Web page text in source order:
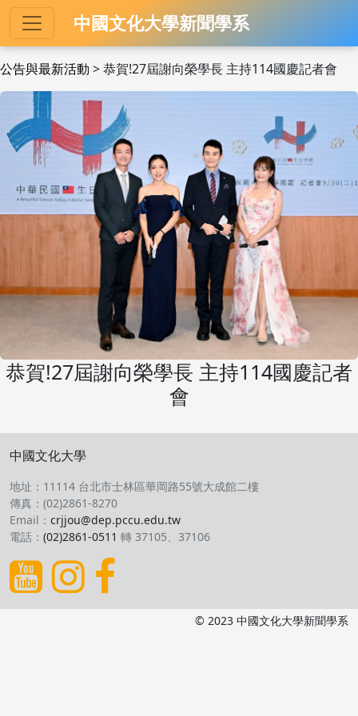
中國文化大學新聞學系
公告與最新活動 > 恭賀!27屆謝向榮學長 主持114國慶記者會
恭賀!27屆謝向榮學長 主持114國慶記者
會
中國文化大學
地址：11114 台北市士林區華岡路55號大成館二樓
傳真：(02)2861-8270
Email： crjjou@dep.pccu.edu.tw
電話： (02)2861-0511 轉 37105、37106
© 2023 中國文化大學新聞學系